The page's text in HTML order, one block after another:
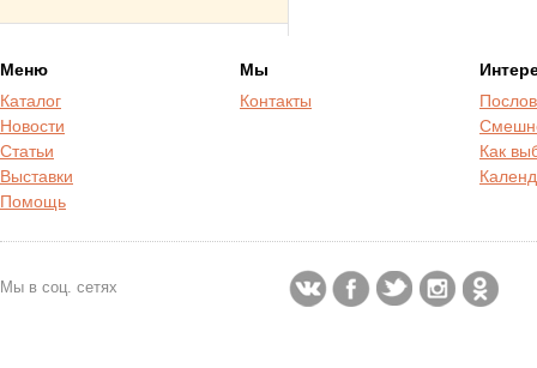
Меню
Каталог
Новости
Статьи
Выставки
Помощь
Мы
Контакты
Как
Мы в соц. сетях